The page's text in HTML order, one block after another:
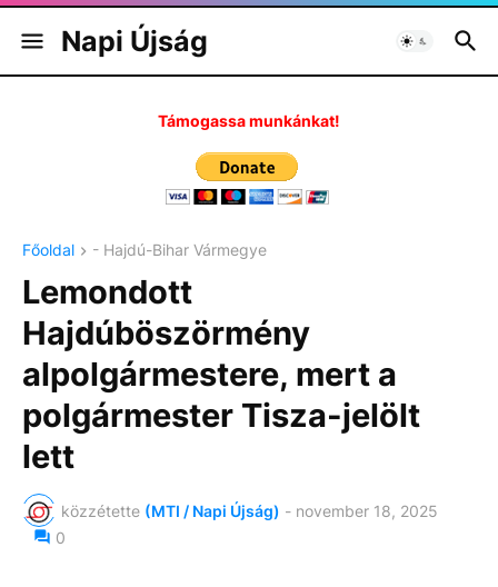
Napi Újság
Támogassa munkánkat!
Főoldal - Hajdú-Bihar Vármegye
Lemondott
Hajdúböszörmény
alpolgármestere, mert a
polgármester Tisza-jelölt
lett
közzétette (MTI / Napi Újság) - november 18, 2025
0